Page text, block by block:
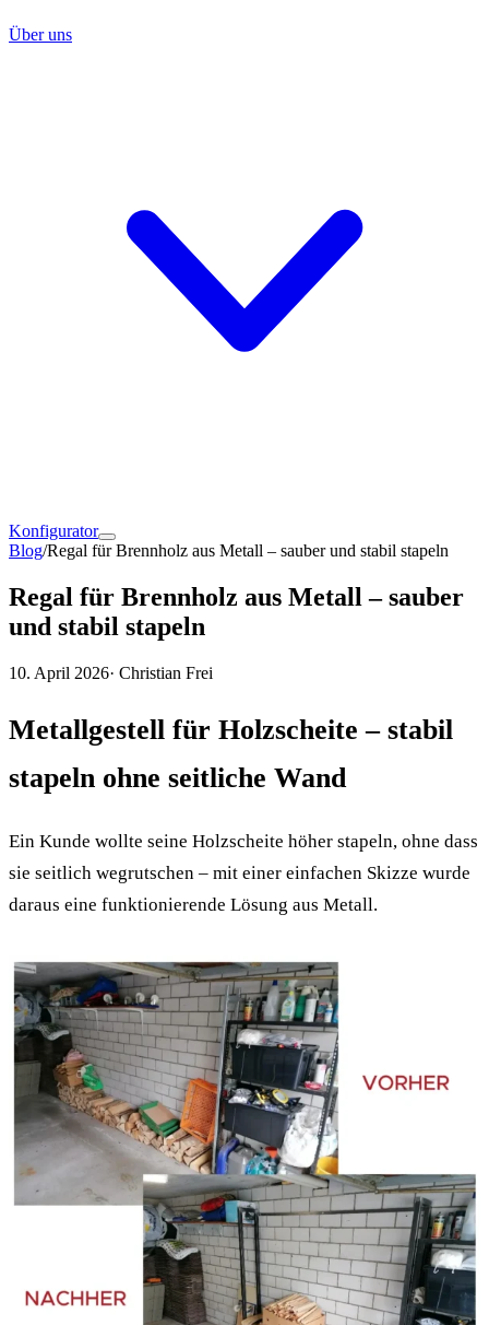
Über uns
Konfigurator
Blog/Regal für Brennholz aus Metall – sauber und stabil stapeln
Regal für Brennholz aus Metall – sauber
und stabil stapeln
10. April 2026· Christian Frei
Metallgestell für Holzscheite – stabil
stapeln ohne seitliche Wand
Ein Kunde wollte seine Holzscheite höher stapeln, ohne dass
sie seitlich wegrutschen – mit einer einfachen Skizze wurde
daraus eine funktionierende Lösung aus Metall.